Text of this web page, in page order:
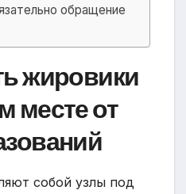
обращение
жировики
месте от
собой узлы под